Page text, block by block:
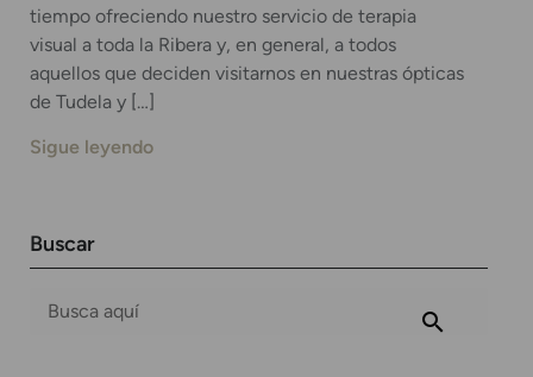
tiempo ofreciendo nuestro servicio de terapia
visual a toda la Ribera y, en general, a todos
aquellos que deciden visitarnos en nuestras ópticas
de Tudela y […]
Sigue leyendo
Buscar